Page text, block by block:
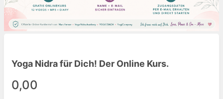
Yoga Nidra für Dich! Der Online Kurs.
0,00